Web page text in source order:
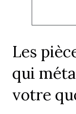
Les
qui
votre